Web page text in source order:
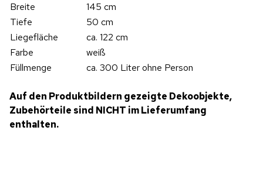
Breite
145 cm
Tiefe
50 cm
Liegefläche
ca. 122 cm
Farbe
weiß
Füllmenge
ca. 300 Liter ohne Person
Auf den Produktbildern gezeigte Dekoobjekte,
Zubehörteile sind NICHT im Lieferumfang
enthalten.